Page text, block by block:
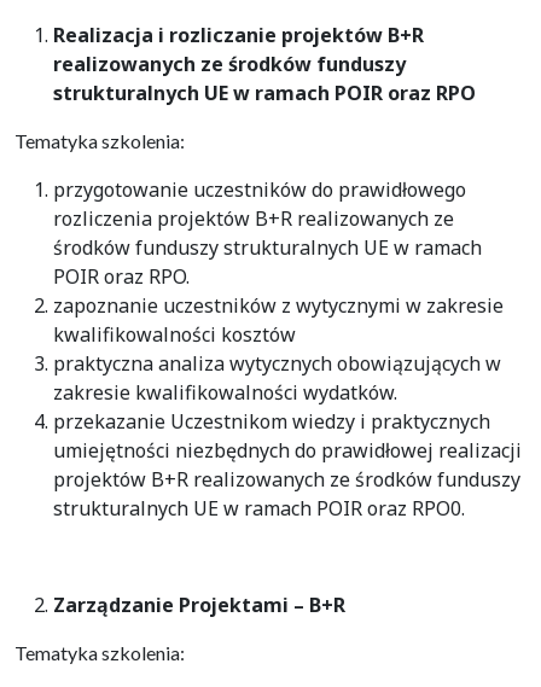
Realizacja i rozliczanie projektów B+R
realizowanych ze środków funduszy
strukturalnych UE w ramach POIR oraz RPO
Tematyka szkolenia:
przygotowanie uczestników do prawidłowego
rozliczenia projektów B+R realizowanych ze
środków funduszy strukturalnych UE w ramach
POIR oraz RPO.
zapoznanie uczestników z wytycznymi w zakresie
kwalifikowalności kosztów
praktyczna analiza wytycznych obowiązujących w
zakresie kwalifikowalności wydatków.
przekazanie Uczestnikom wiedzy i praktycznych
umiejętności niezbędnych do prawidłowej realizacji
projektów B+R realizowanych ze środków funduszy
strukturalnych UE w ramach POIR oraz RPO0.
Zarządzanie Projektami – B+R
Tematyka szkolenia: